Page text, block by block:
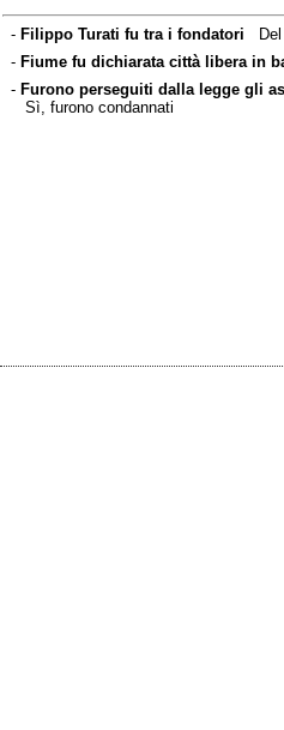
- Filippo Turati fu tra i fondatori Del
- Fiume fu dichiarata città libera in
- Furono perseguiti dalla legge gli
Sì, furono condannati